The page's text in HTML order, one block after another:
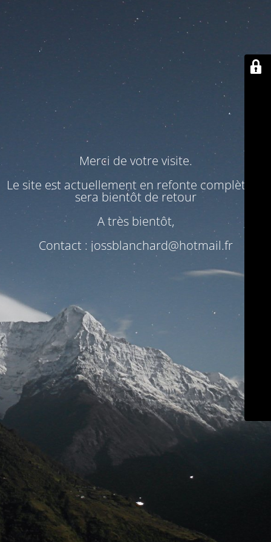
Merci de votre visite.
Le site est actuellement en refonte complète. Il
sera bientôt de retour
A très bientôt,
Contact : jossblanchard@hotmail.fr